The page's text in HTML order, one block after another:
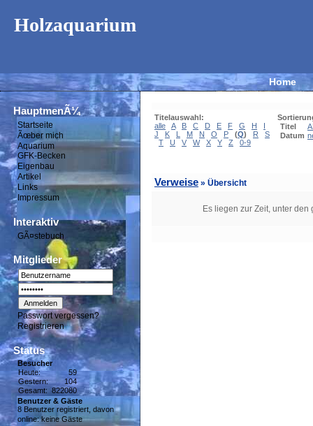
Holzaquarium
Home
HauptmenÃ¼
Startseite
Ãœber mich
Aquarium
GFK-Becken
Eigenbau
Artikel
Links
Impressum
Interaktiv
GÃ¤stebuch
Mitglieder
Passwort vergessen?
Registrieren
Status
Besucher
Heute:
59
Gestern:
104
Gesamt: 822080
Benutzer & Gäste
8 Benutzer registriert, davon
online: keine Gäste
Titelauswahl:
alle
A B C D E F G H
I
J
K L M N O P (Q) R
S
T
U V W X Y Z 0-9
Titel
Datum
Verweise » Übersicht
Es liegen zur Zeit, unter